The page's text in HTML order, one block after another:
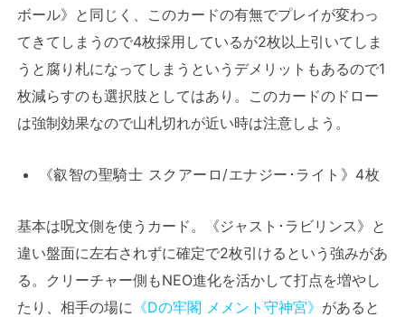
ボール》と同じく、このカードの有無でプレイが変わっ
てきてしまうので4枚採用しているが2枚以上引いてしま
うと腐り札になってしまうというデメリットもあるので1
枚減らすのも選択肢としてはあり。このカードのドロー
は強制効果なので山札切れが近い時は注意しよう。
《叡智の聖騎士 スクアーロ/エナジー･ライト》4枚
基本は呪文側を使うカード。《ジャスト･ラビリンス》と
違い盤面に左右されずに確定で2枚引けるという強みがあ
る。クリーチャー側もNEO進化を活かして打点を増やし
たり、相手の場に 《Dの牢閣 メメント守神宮》 があると